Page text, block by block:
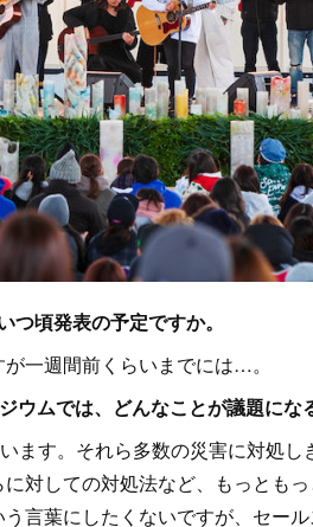
頃発表の予定ですか。
一週間前くらいまでには…。
ムでは、どんなことが議題にな
ます。それら多数の災害に対処
対しての対処法など、もっとも
言葉にしたくないですが、セー